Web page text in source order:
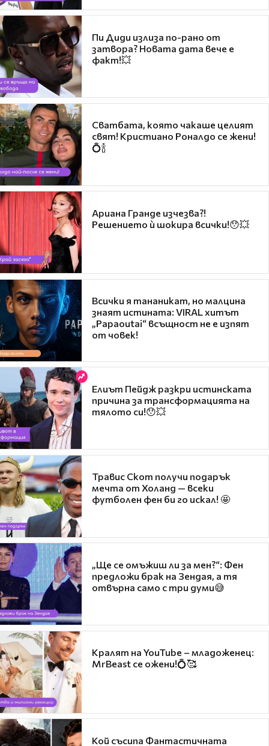
Пи Диди излиза по-рано от
затвора? Новата дата вече е
факт!💥
Сватбата, която чакаше целият
свят! Кристиано Роналдо се жени!
💍🍾
Ариана Гранде изчезва?!
Решението ѝ шокира всички!😯💥
Всички я тананикат, но малцина
знаят истината: VIRAL хитът
„Papaoutai“ всъщност не е изпят
от човек!
Елиът Пейдж разкри истинската
причина за трансформацията на
тялото си!😯💥
Травис Скот получи подарък
мечта от Холанд — всеки
футболен фен би го искал! 🤩
„Ще се омъжиш ли за мен?“: Фен
предложи брак на Зендая, а тя
отвърна само с три думи😅
Кралят на YouTube – младоженец:
MrBeast се ожени!💍🥰
Кой съсипа Фантастичната